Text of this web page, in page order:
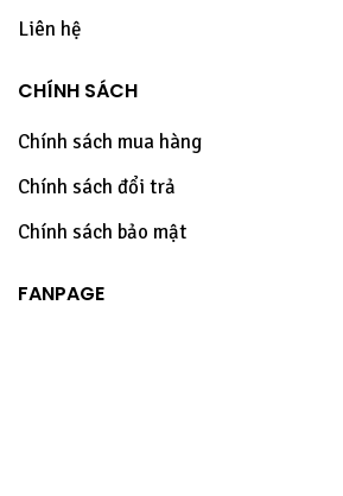
Liên hệ
CHÍNH SÁCH
Chính sách mua hàng
Chính sách đổi trả
Chính sách bảo mật
FANPAGE